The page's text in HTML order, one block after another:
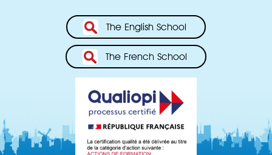
The English School
The French School